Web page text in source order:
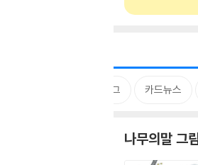
태그 카드뉴스
나무의말 그